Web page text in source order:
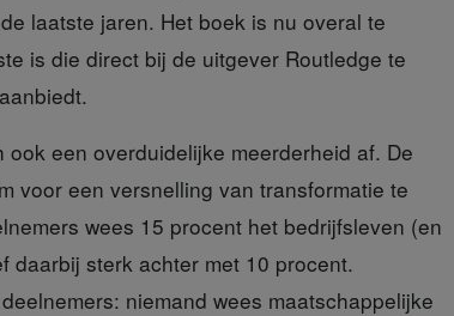
laatste jaren. Het boek is nu overal te
is die direct bij de uitgever Routledge te
een overduidelijke meerderheid af. De
voor een versnelling van transformatie te
wees 15 procent het bedrijfsleven (en
daarbij sterk achter met 10 procent.
niemand wees maatschappelijke